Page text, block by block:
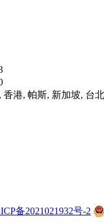
香港, 帕斯, 新加坡, 台北
备2021021932号-2